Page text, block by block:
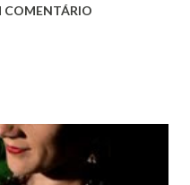
foco é sobre os direitos
à liberdade de opinião
e de associação, e de
COMENTÁRIO